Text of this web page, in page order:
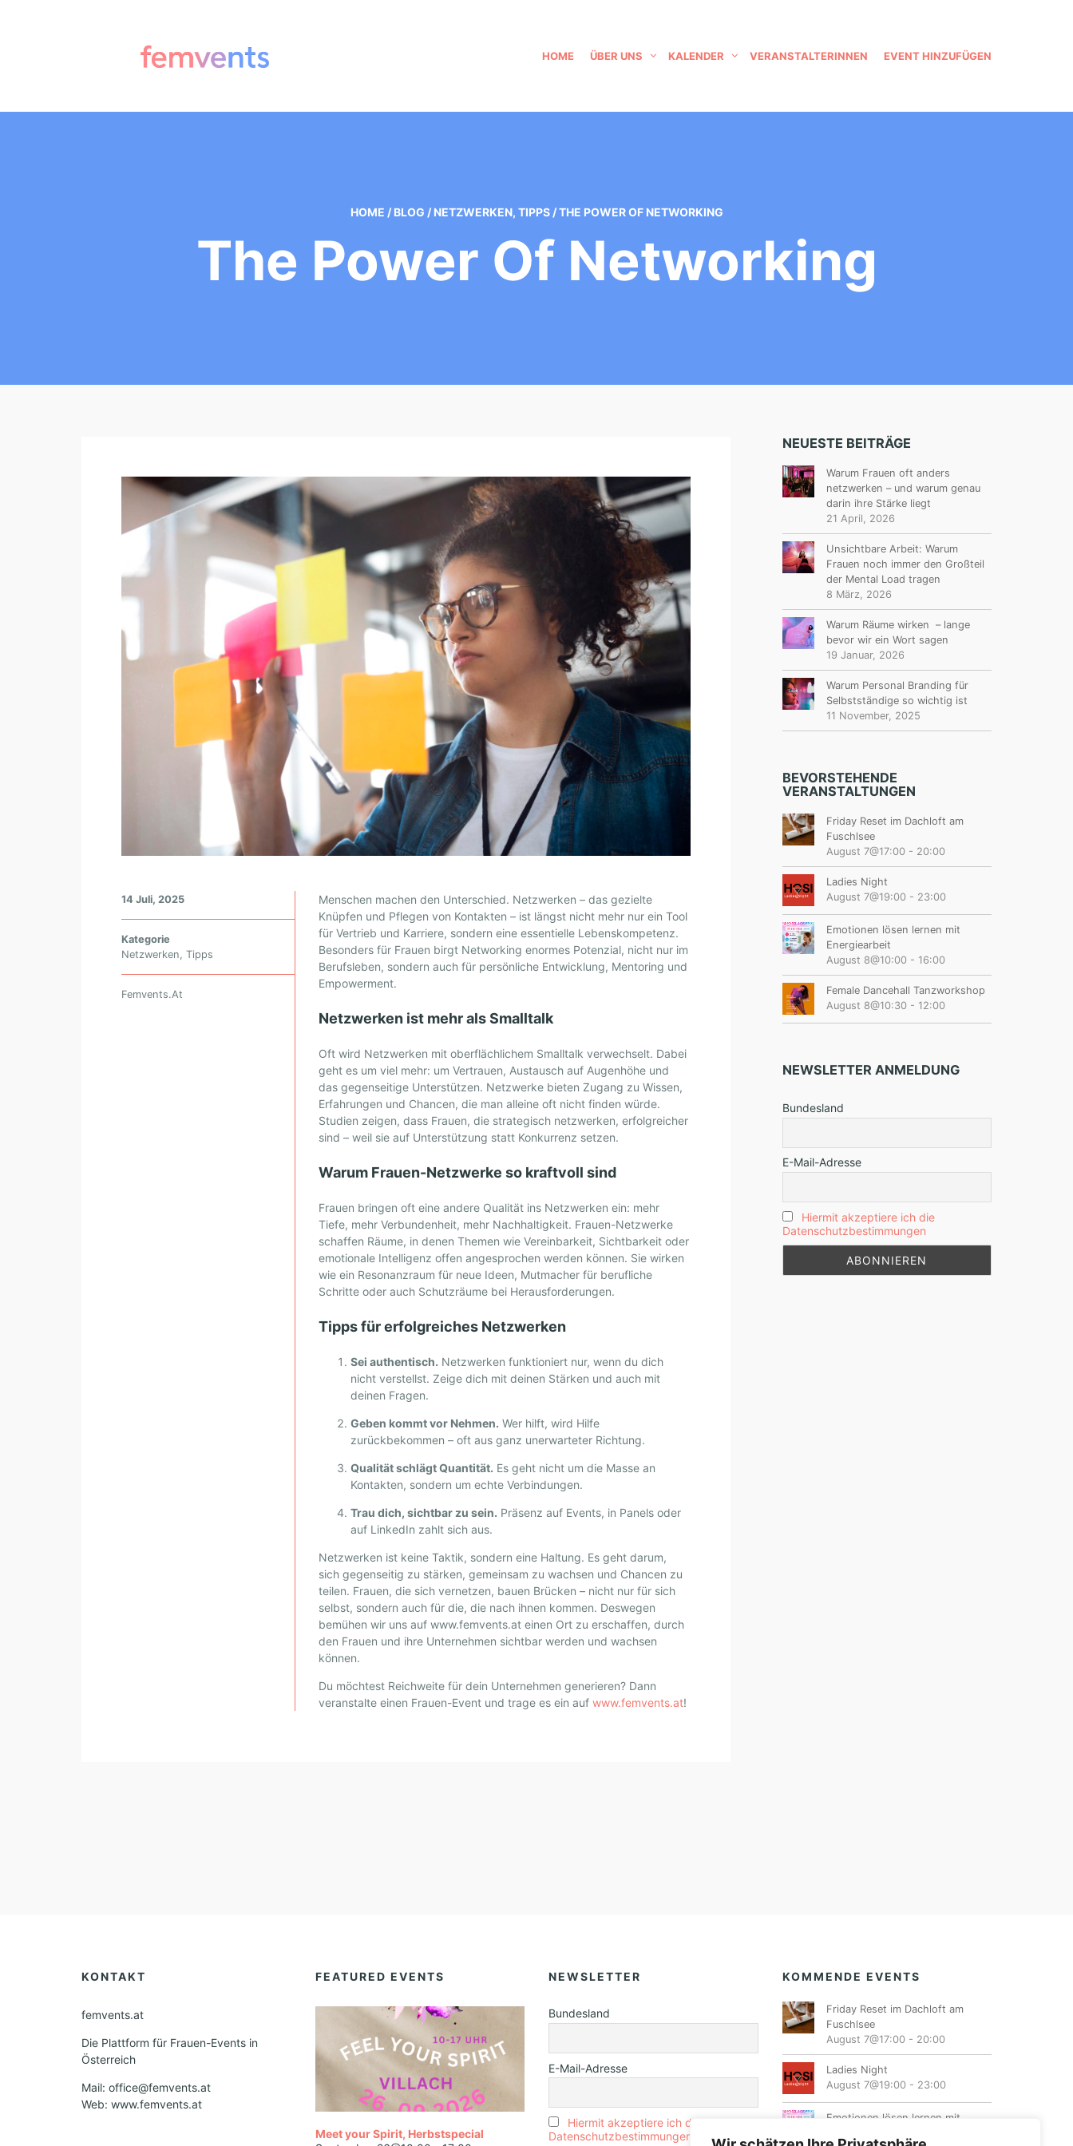
HOME ÜBER UNS KALENDER VERANSTALTERINNEN EVENT HINZUFÜGEN
HOME / BLOG / NETZWERKEN, TIPPS / THE POWER OF NETWORKING
The Power Of Networking
T
H
E
P
O
W
E
R
O
F
N
E
T
W
R
I
N
G
Menschen machen den Unterschied. Netzwerken – das gezielte
Knüpfen und Pflegen von Kontakten – ist längst nicht mehr nur ein Tool
für Vertrieb und Karriere, sondern eine essentielle Lebenskompetenz.
Besonders für Frauen birgt Networking enormes Potenzial, nicht nur im
Berufsleben, sondern auch für persönliche Entwicklung, Mentoring und
Empowerment.
Netzwerken ist mehr als Smalltalk
Oft wird Netzwerken mit oberflächlichem Smalltalk verwechselt. Dabei
geht es um viel mehr: um Vertrauen, Austausch auf Augenhöhe und
das gegenseitige Unterstützen. Netzwerke bieten Zugang zu Wissen,
Erfahrungen und Chancen, die man alleine oft nicht finden würde.
Studien zeigen, dass Frauen, die strategisch netzwerken, erfolgreicher
sind – weil sie auf Unterstützung statt Konkurrenz setzen.
Warum Frauen-Netzwerke so kraftvoll sind
Frauen bringen oft eine andere Qualität ins Netzwerken ein: mehr
Tiefe, mehr Verbundenheit, mehr Nachhaltigkeit. Frauen-Netzwerke
schaffen Räume, in denen Themen wie Vereinbarkeit, Sichtbarkeit oder
emotionale Intelligenz offen angesprochen werden können. Sie wirken
wie ein Resonanzraum für neue Ideen, Mutmacher für berufliche
Schritte oder auch Schutzräume bei Herausforderungen.
Tipps für erfolgreiches Netzwerken
Sei authentisch. Netzwerken funktioniert nur, wenn du dich
nicht verstellst. Zeige dich mit deinen Stärken und auch mit
deinen Fragen.
Geben kommt vor Nehmen. Wer hilft, wird Hilfe
zurückbekommen – oft aus ganz unerwarteter Richtung.
Qualität schlägt Quantität. Es geht nicht um die Masse an
Kontakten, sondern um echte Verbindungen.
Trau dich, sichtbar zu sein. Präsenz auf Events, in Panels oder
auf LinkedIn zahlt sich aus.
Netzwerken ist keine Taktik, sondern eine Haltung. Es geht darum,
sich gegenseitig zu stärken, gemeinsam zu wachsen und Chancen zu
teilen. Frauen, die sich vernetzen, bauen Brücken – nicht nur für sich
selbst, sondern auch für die, die nach ihnen kommen. Deswegen
bemühen wir uns auf www.femvents.at einen Ort zu erschaffen, durch
den Frauen und ihre Unternehmen sichtbar werden und wachsen
können.
Du möchtest Reichweite für dein Unternehmen generieren? Dann
veranstalte einen Frauen-Event und trage es ein aufwww.femvents.at!
14 Juli, 2025
Kategorie
Netzwerken, Tipps
Femvents.at
NEUESTE BEITRÄGE
Warum Frauen oft anders
netzwerken – und warum genau
darin ihre Stärke liegt
21 April, 2026
Unsichtbare Arbeit: Warum
Frauen noch immer den Großteil
der Mental Load tragen
8 März, 2026
Warum Räume wirken – lange
bevor wir ein Wort sagen
19 Januar, 2026
Warum Personal Branding für
Selbstständige so wichtig ist
11 November, 2025
BEVORSTEHENDE
VERANSTALTUNGEN
Friday Reset im Dachloft am
Fuschlsee
August 7@17:00- 20:00
Ladies Night
August 7@19:00- 23:00
Emotionen lösen lernen mit
Energiearbeit
August 8@10:00- 16:00
Female Dancehall Tanzworkshop
August 8@10:30- 12:00
NEWSLETTER ANMELDUNG
Bundesland
E-Mail-Adresse
Hiermit akzeptiere ich die
Datenschutzbestimmungen
KONTAKT
femvents.at
Die Plattform für Frauen-Events in
Österreich
Mail: office@femvents.at
Web: www.femvents.at
FEATURED EVENTS
Meet your Spirit, Herbstspecial
NEWSLETTER
Bundesland
E-Mail-Adresse
Hiermit akzeptiere ich die
Datenschutzbestimmungen
KOMMENDE EVENTS
Friday Reset im Dachloft am
Fuschlsee
August 7@17:00- 20:00
Ladies Night
August 7@19:00- 23:00
Emotionen lösen lernen mit